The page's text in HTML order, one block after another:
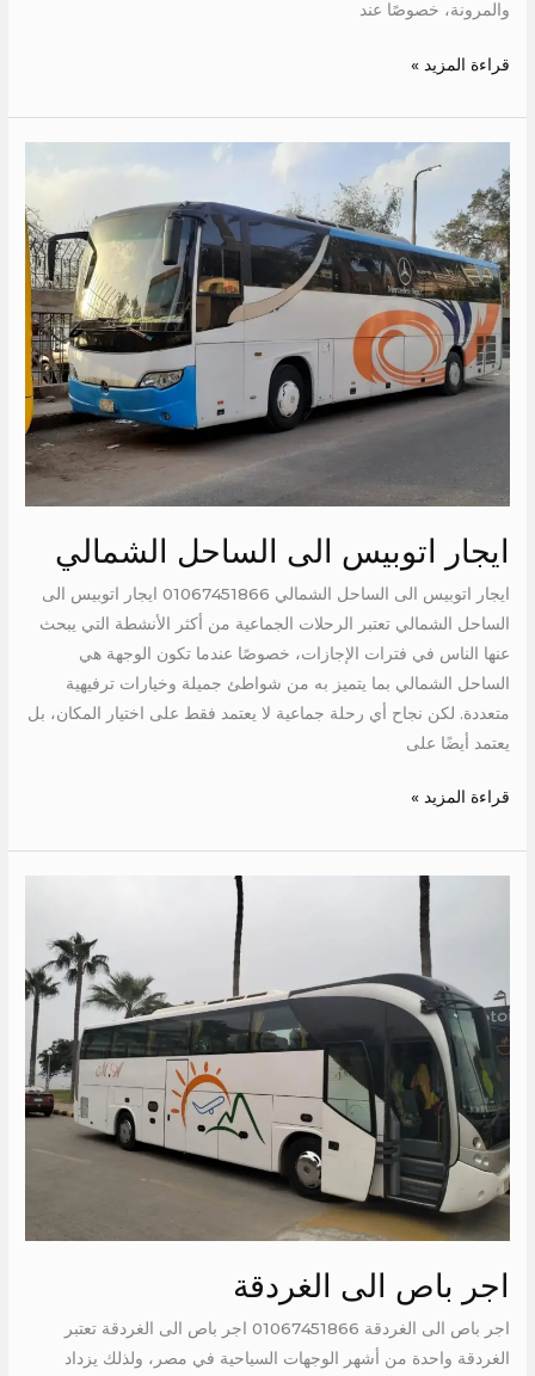
والمرونة، خصوصًا عند
قراءة المزيد »
ايجار اتوبيس الى الساحل الشمالي
ايجار اتوبيس الى الساحل الشمالي 01067451866 ايجار اتوبيس الى
الساحل الشمالي تعتبر الرحلات الجماعية من أكثر الأنشطة التي يبحث
عنها الناس في فترات الإجازات، خصوصًا عندما تكون الوجهة هي
الساحل الشمالي بما يتميز به من شواطئ جميلة وخيارات ترفيهية
متعددة. لكن نجاح أي رحلة جماعية لا يعتمد فقط على اختيار المكان، بل
يعتمد أيضًا على
اتوبيس
الى
الساحل
الشمالي
قراءة المزيد »
اجر باص الى الغردقة
اجر باص الى الغردقة 01067451866 اجر باص الى الغردقة تعتبر
الغردقة واحدة من أشهر الوجهات السياحية في مصر، ولذلك يزداد